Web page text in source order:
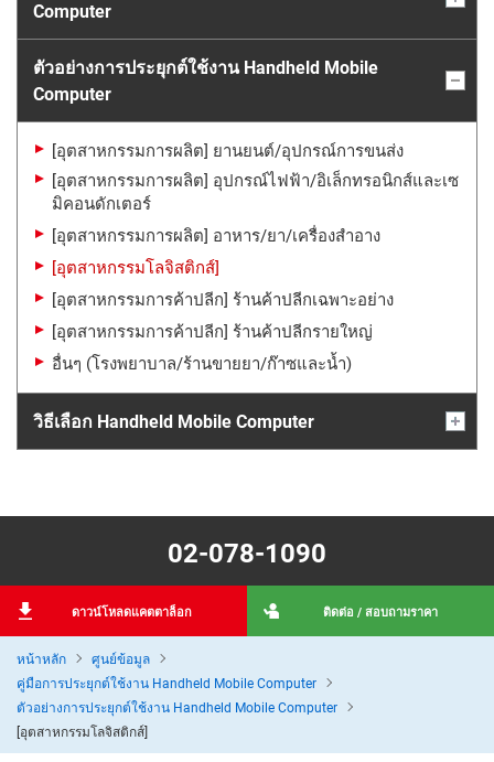
หน้าหลัก
ศูนย์ข้อมูล
คู่มือการประยุกต์ใช้งาน Handheld Mobile Computer
ตัวอย่างการประยุกต์ใช้งาน Handheld Mobile Computer
[อุตสาหกรรมโลจิสติกส์]
Computer
ตัวอย่างการประยุกต์ใช้งาน Handheld Mobile
Computer
[อุตสาหกรรมการผลิต] ยานยนต์/อุปกรณ์การขนส่ง
[อุตสาหกรรมการผลิต] อุปกรณ์ไฟฟ้า/อิเล็กทรอนิกส์และเซ
มิคอนดักเตอร์
[อุตสาหกรรมการผลิต] อาหาร/ยา/เครื่องสำอาง
[อุตสาหกรรมโลจิสติกส์]
[อุตสาหกรรมการค้าปลีก] ร้านค้าปลีกเฉพาะอย่าง
[อุตสาหกรรมการค้าปลีก] ร้านค้าปลีกรายใหญ่
อื่นๆ (โรงพยาบาล/ร้านขายยา/ก๊าซและน้ำ)
วิธีเลือก Handheld Mobile Computer
02-078-1090
ดาวน์โหลดแคตตาล็อก ติดต่อ / สอบถามราคา